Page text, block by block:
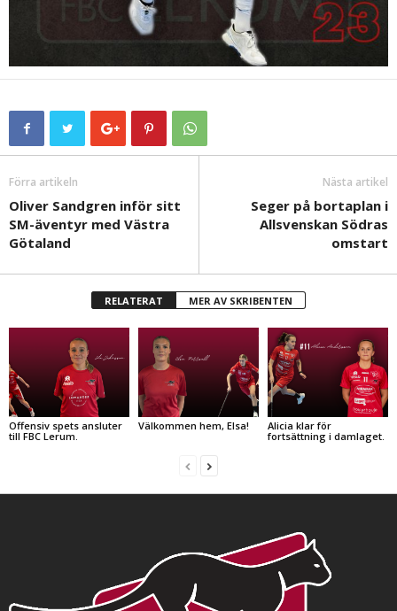
Förra artikeln
Oliver Sandgren inför sitt
SM-äventyr med Västra
Götaland
Nästa artikel
Seger på bortaplan i
Allsvenskan Södras
omstart
RELATERAT MER AV SKRIBENTEN
Offensiv spets ansluter
till FBC Lerum.
Välkommen hem, Elsa!
Alicia klar för
fortsättning i damlaget.